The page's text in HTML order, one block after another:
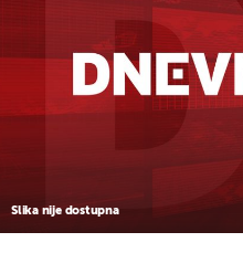
Slika nije dostupna